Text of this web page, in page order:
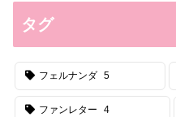
タグ
フェルナンダ 5
ファンレター 4